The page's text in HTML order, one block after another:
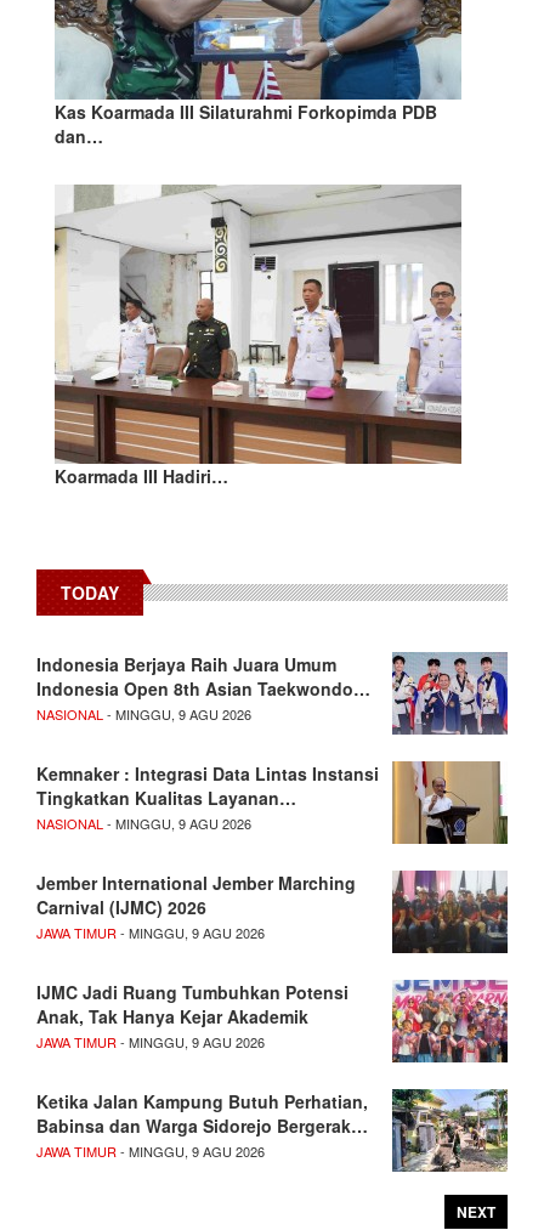
Kas Koarmada III Silaturahmi Forkopimda PDB
dan…
Koarmada III Hadiri…
TODAY
Indonesia Berjaya Raih Juara Umum
Indonesia Open 8th Asian Taekwondo…
NASIONAL- MINGGU, 9 AGU 2026
Kemnaker : Integrasi Data Lintas Instansi
Tingkatkan Kualitas Layanan…
NASIONAL- MINGGU, 9 AGU 2026
Jember International Jember Marching
Carnival (IJMC) 2026
JAWA TIMUR- MINGGU, 9 AGU 2026
IJMC Jadi Ruang Tumbuhkan Potensi
Anak, Tak Hanya Kejar Akademik
JAWA TIMUR- MINGGU, 9 AGU 2026
Ketika Jalan Kampung Butuh Perhatian,
Babinsa dan Warga Sidorejo Bergerak…
JAWA TIMUR- MINGGU, 9 AGU 2026
NEXT